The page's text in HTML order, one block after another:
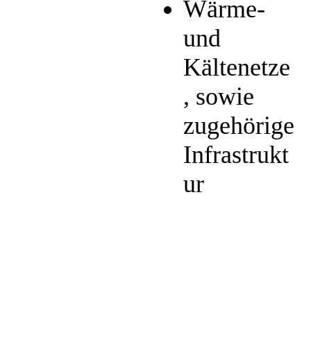
Wärme-
und
Kältenetze
, sowie
zugehörige
Infrastrukt
ur